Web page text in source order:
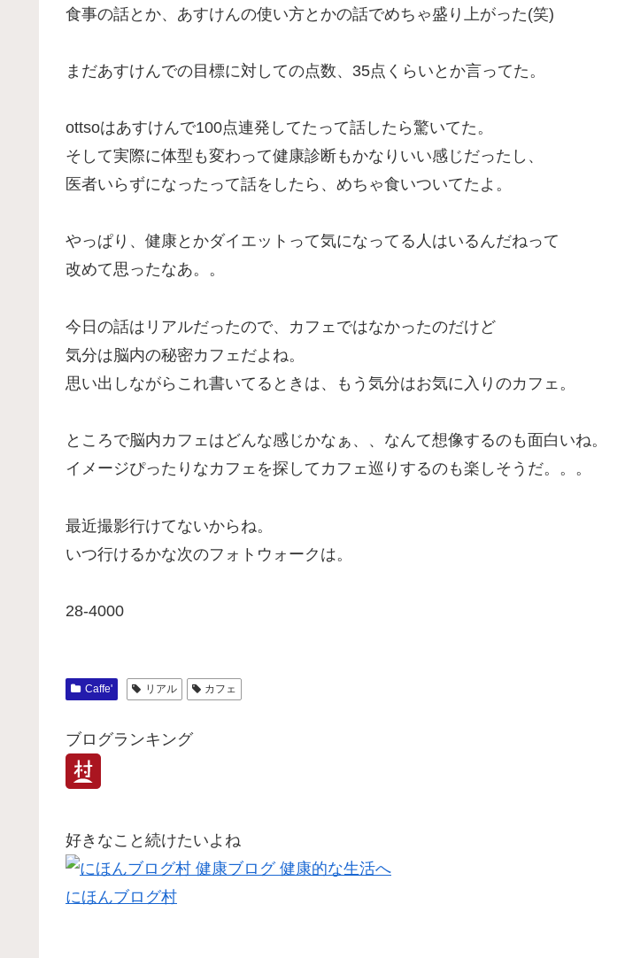
食事の話とか、あすけんの使い方とかの話でめちゃ盛り上がった(笑)
まだあすけんでの目標に対しての点数、35点くらいとか言ってた。
ottsoはあすけんで100点連発してたって話したら驚いてた。
そして実際に体型も変わって健康診断もかなりいい感じだったし、
医者いらずになったって話をしたら、めちゃ食いついてたよ。
やっぱり、健康とかダイエットって気になってる人はいるんだねって
改めて思ったなあ。。
今日の話はリアルだったので、カフェではなかったのだけど
気分は脳内の秘密カフェだよね。
思い出しながらこれ書いてるときは、もう気分はお気に入りのカフェ。
ところで脳内カフェはどんな感じかなぁ、、なんて想像するのも面白いね。
イメージぴったりなカフェを探してカフェ巡りするのも楽しそうだ。。。
最近撮影行けてないからね。
いつ行けるかな次のフォトウォークは。
28-4000
Caffe' リアル カフェ
ブログランキング
好きなこと続けたいよね
にほんブログ村